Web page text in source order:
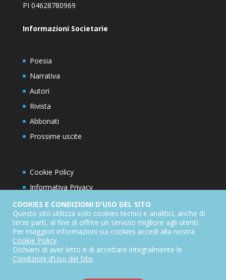
PI 04628780969
Informazioni Societarie
Poesia
Narrativa
Autori
Rivista
Abbonati
Prossime uscite
Cookie Policy
Informativa Privacy
Condizioni d’utilizzo del sito
Condizioni generali di abbonamento
Informativa sul diritto di recesso
Dichiarazione di accessibilità
COOKIES E CONDIZIONI D'USO DEL SITO
Questo sito utilizza solo cookies tecnici e analitici, anche di
terze parti, al fine di offrire un servizio migliore agli utenti.
Per maggiori informazioni sui cookies accedi alla nostra
Cookie Policy.
Dichiaro di aver letto e di accettare integralmente le
Condizioni d’Uso del Sito.